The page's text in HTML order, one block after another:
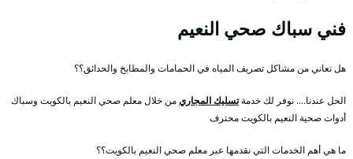
فني سباك صحي النعيم
هل تعاني من مشاكل تصريف المياه في الحمامات والمطابخ والحدائق؟؟
الحل عندنا…. نوفر لك خدمةتسليك المجاريمن خلال معلم صحي النعيم بالكويت وسباك
أدوات صحية النعيم بالكويت محترف
ما هي أهم الخدمات التي نقدمها عبر معلم صحي النعيم بالكويت؟؟